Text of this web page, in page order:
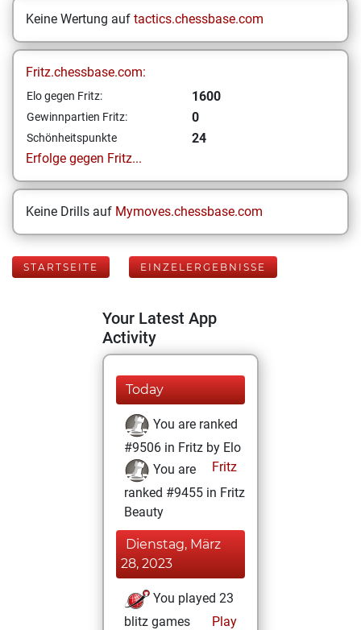
Keine Wertung auf tactics.chessbase.com
Fritz.chessbase.com:
Elo gegen Fritz: 1600
Gewinnpartien Fritz: 0
Schönheitspunkte
24
Erfolge gegen Fritz...
Keine Drills auf Mymoves.chessbase.com
STARTSEITE EINZELERGEBNISSE
Your Latest App
Activity
Today
You are ranked
#9506 in Fritz by Elo
Fritz
You are
ranked #9455 in Fritz
Beauty
Dienstag, März
28, 2023
You played 23
blitz games
Play